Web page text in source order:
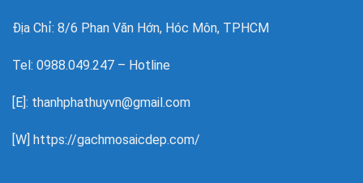
Địa Chỉ: 8/6 Phan Văn Hớn, Hóc Môn, TPHCM
Tel: 0988.049.247 – Hotline
[E]: thanhphathuyvn@gmail.com
[W] https://gachmosaicdep.com/